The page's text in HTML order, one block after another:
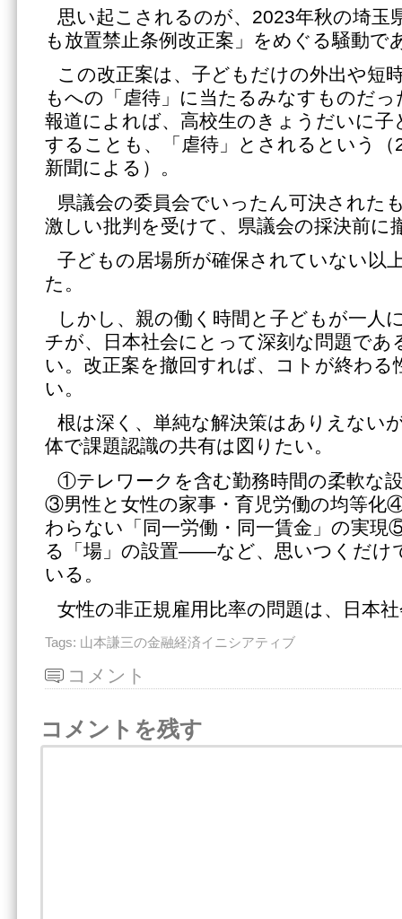
思い起こされるのが、2023年秋の埼玉
も放置禁止条例改正案」をめぐる騒動で
この改正案は、子どもだけの外出や短
もへの「虐待」に当たるみなすものだ
報道によれば、高校生のきょうだいに
することも、「虐待」とされるという（
新聞による）。
県議会の委員会でいったん可決された
激しい批判を受けて、県議会の採決前に
子どもの居場所が確保されていない以
た。
しかし、親の働く時間と子どもが一人
チが、日本社会にとって深刻な問題で
い。改正案を撤回すれば、コトが終わる
い。
根は深く、単純な解決策はありえない
体で課題認識の共有は図りたい。
①テレワークを含む勤務時間の柔軟な
③男性と女性の家事・育児労働の均等化
わらない「同一労働・同一賃金」の実
る「場」の設置――など、思いつくだけ
いる。
女性の非正規雇用比率の問題は、日本
Tags: 山本謙三の金融経済イニシアティブ
コメント
コメントを残す